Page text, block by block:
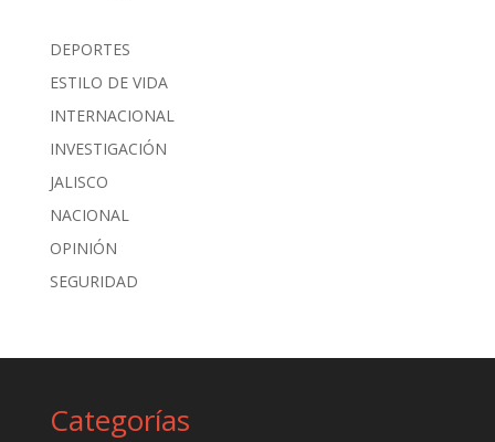
DEPORTES
ESTILO DE VIDA
INTERNACIONAL
INVESTIGACIÓN
JALISCO
NACIONAL
OPINIÓN
SEGURIDAD
Categorías